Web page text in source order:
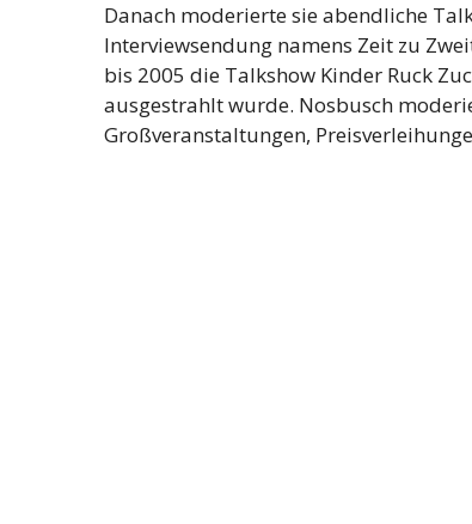
Danach moderierte sie abendliche
Interviewsendung namens Zeit zu
bis 2005 die Talkshow Kinder Ruck
ausgestrahlt wurde. Nosbusch
Großveranstaltungen,